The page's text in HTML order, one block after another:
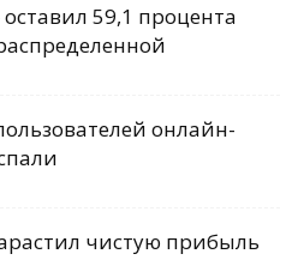
59,1 процента
онлайн-
чистую прибыль